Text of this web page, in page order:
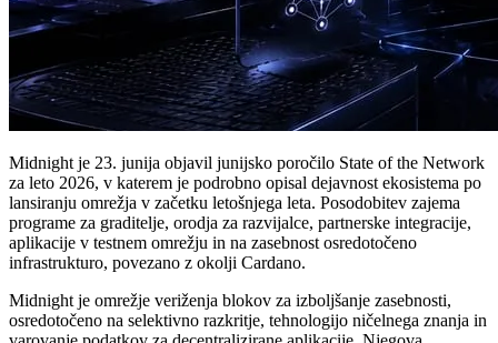
Midnight je 23. junija objavil junijsko poročilo State of the Network
za leto 2026, v katerem je podrobno opisal dejavnost ekosistema po
lansiranju omrežja v začetku letošnjega leta. Posodobitev zajema
programe za graditelje, orodja za razvijalce, partnerske integracije,
aplikacije v testnem omrežju in na zasebnost osredotočeno
infrastrukturo, povezano z okolji Cardano.
Midnight je omrežje veriženja blokov za izboljšanje zasebnosti,
osredotočeno na selektivno razkritje, tehnologijo ničelnega znanja in